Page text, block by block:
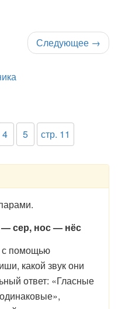
Следующее →
4 5 стр. 11
сер, нос — нёс
с помощью
какой звук они
ответ: «Гласные